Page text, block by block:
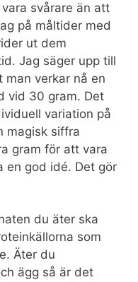
svårare än att
på måltider med
ut dem
Jag säger upp till
verkar nå en
vid 30 gram. Det
variation på
magisk siffra
gram för att vara
en god idé. Det gör
du äter ska
som
Äter du
ägg så är det